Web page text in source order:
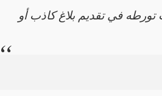
في تقديم بلاغ كاذب أو